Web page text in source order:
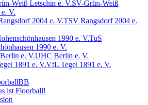
SV-Grün-Weiß
V.
TSV Rangsdorf 2004 e.
TuS
1990 e. V.
UHC Berlin e. V.
VfL Tegel 1891 e. V.
ist Floorball!